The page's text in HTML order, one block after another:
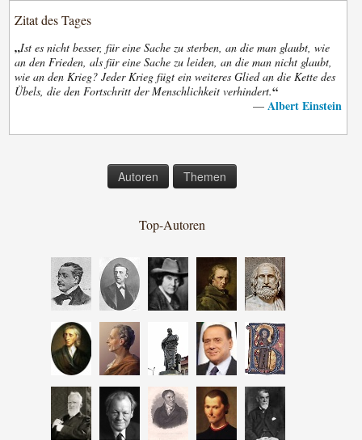
Zitat des Tages
„Ist es nicht besser, für eine Sache zu sterben, an die man glaubt, wie
an den Frieden, als für eine Sache zu leiden, an die man nicht glaubt,
wie an den Krieg? Jeder Krieg fügt ein weiteres Glied an die Kette des
Übels, die den Fortschritt der Menschlichkeit verhindert.“
— Albert Einstein
Autoren Themen
Top-Autoren